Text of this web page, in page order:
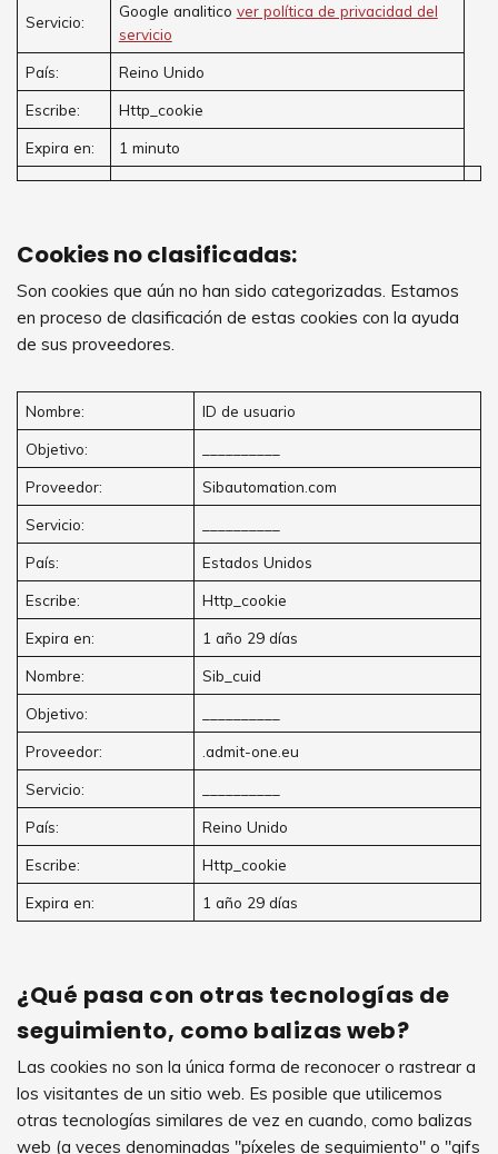
Servicio:
Google analitico ver política de privacidad del
servicio
País:
Reino Unido
Escribe:
Http_cookie
Expira en:
1 minuto
Cookies no clasificadas:
Son cookies que aún no han sido categorizadas. Estamos
en proceso de clasificación de estas cookies con la ayuda
de sus proveedores.
Nombre:
ID de usuario
Objetivo:
Proveedor:
Sibautomation.com
Servicio:
País:
Estados Unidos
Escribe:
Http_cookie
Expira en:
1 año 29 días
Nombre:
Sib_cuid
Objetivo:
Proveedor:
.admit-one.eu
Servicio:
País:
Reino Unido
Escribe:
Http_cookie
Expira en:
1 año 29 días
¿Qué pasa con otras tecnologías de
seguimiento, como balizas web?
Las cookies no son la única forma de reconocer o rastrear a
los visitantes de un sitio web. Es posible que utilicemos
otras tecnologías similares de vez en cuando, como balizas
web (a veces denominadas "píxeles de seguimiento" o "gifs